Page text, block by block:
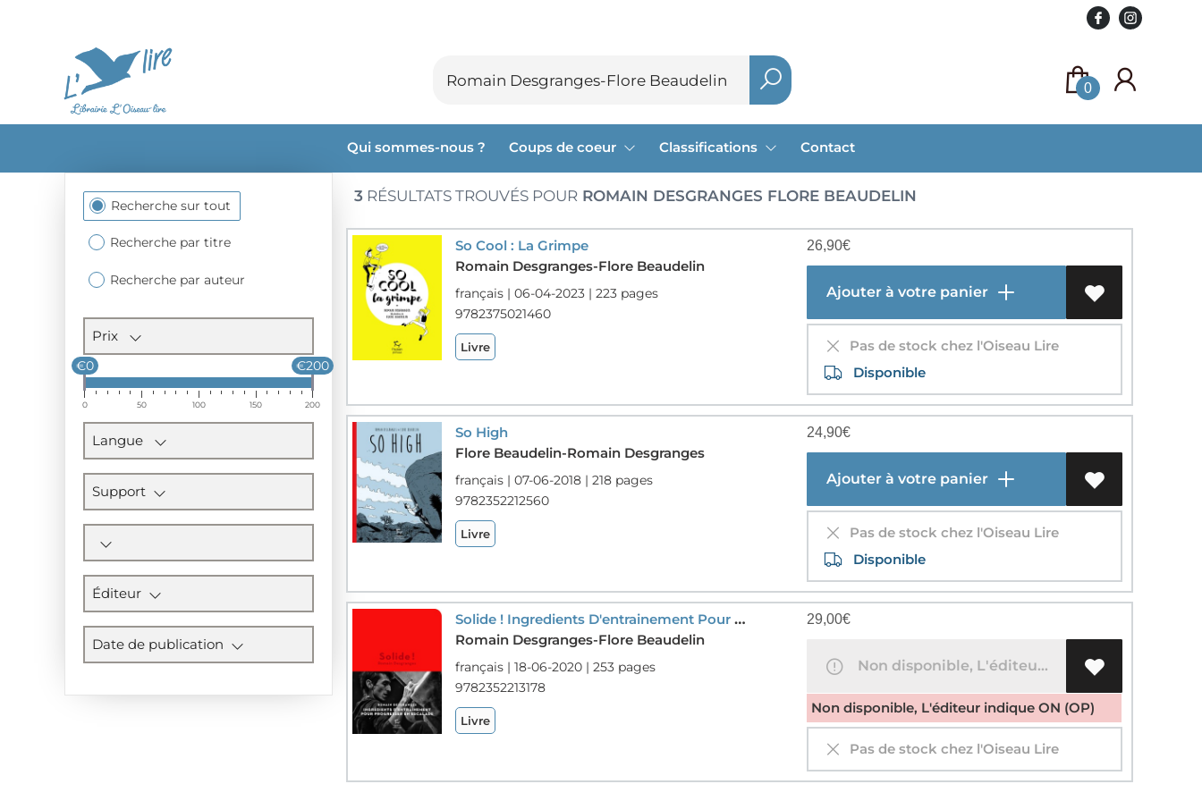
0
Qui sommes-nous ? Coups de coeur Classifications Contact
Section
des
filtres
Recherche sur tout
Recherche par titre
Recherche par auteur
Prix
€0 €200
0 50 100 150 200
Langue
Support
Éditeur
Date de publication
3 RÉSULTATS TROUVÉS POUR ROMAIN DESGRANGES FLORE BEAUDELIN
So Cool : La Grimpe
Romain Desgranges-Flore Beaudelin
français | 06-04-2023 | 223 pages
9782375021460
Livre
26,90€
Ajouter à votre panier
Pas de stock chez l'Oiseau Lire
Disponible
So High
Flore Beaudelin-Romain Desgranges
français | 07-06-2018 | 218 pages
9782352212560
Livre
24,90€
Ajouter à votre panier
Pas de stock chez l'Oiseau Lire
Disponible
Solide ! Ingredients D'entrainement Pour Progresser En Escalade
Romain Desgranges-Flore Beaudelin
français | 18-06-2020 | 253 pages
9782352213178
Livre
29,00€
Non disponible, L'éditeur indique ON (OP)
Non disponible, L'éditeur indique ON (OP)
Pas de stock chez l'Oiseau Lire